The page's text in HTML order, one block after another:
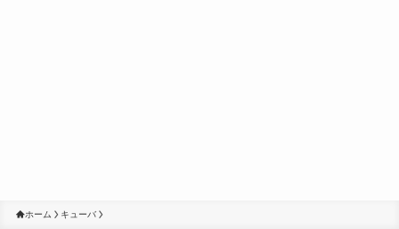
ホーム キューバ